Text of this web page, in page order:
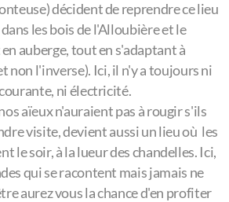
décident de reprendre ce lieu
les bois de l'Alloubière et le
auberge, tout en s'adaptant à
non l'inverse). Ici, il n'y a toujours ni
ni électricité.
aïeux n'auraient pas à rougir s'ils
visite, devient aussi un lieu où les
le soir, à la lueur des chandelles. Ici,
qui se racontent mais jamais ne
aurez vous la chance d'en profiter